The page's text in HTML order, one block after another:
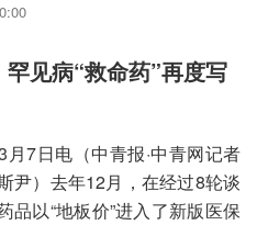
罕见病“救命药”再度写
7日电（中青报·中青网记者
尹）去年12月，在经过8轮谈
品以“地板价”进入了新版医保